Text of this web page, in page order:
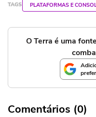
TAGS PLATAFORMAS E
O Terra é uma
Comentários (0)